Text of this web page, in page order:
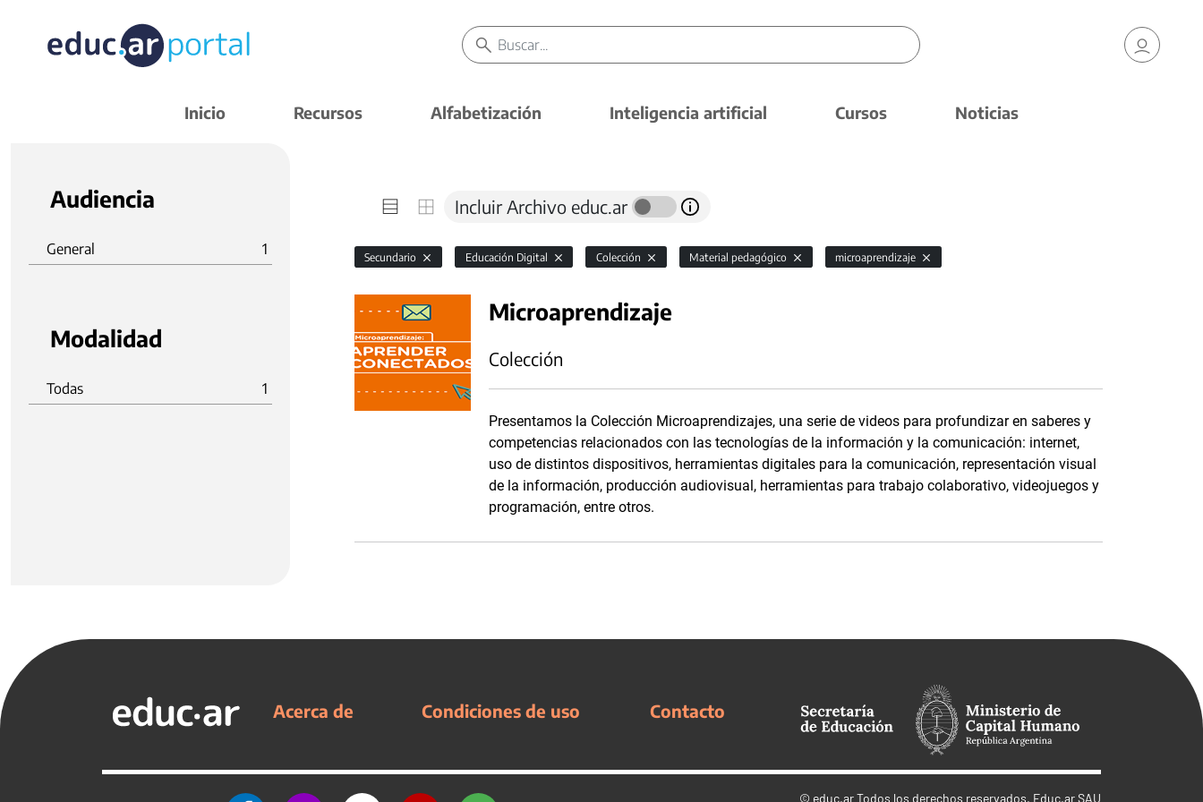
Inicio Recursos Alfabetización Inteligencia artificial Cursos Noticias
Audiencia
General 1
Modalidad
Todas 1
Incluir Archivo educ.ar
Secundario Educación Digital Colección Material pedagógico microaprendizaje
Microaprendizaje
Colección
Presentamos la Colección Microaprendizajes, una serie de videos para profundizar en saberes y
competencias relacionados con las tecnologías de la información y la comunicación: internet,
uso de distintos dispositivos, herramientas digitales para la comunicación, representación visual
de la información, producción audiovisual, herramientas para trabajo colaborativo, videojuegos y
programación, entre otros.
Acerca de Condiciones de uso Contacto
© educ.arTodos los derechos reservados. Educ.ar SAU